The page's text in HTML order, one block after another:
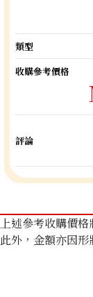
類型
收購參考價格
評論
上述參考收購價
此外，金額亦因形